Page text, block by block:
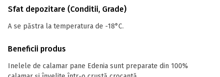
Sfat depozitare (Conditii, Grade)
A se păstra la temperatura de -18°C.
Beneficii produs
Inelele de calamar pane Edenia sunt preparate din 100%